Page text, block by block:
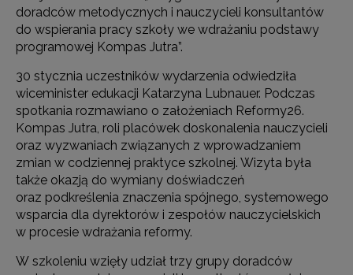
doradców metodycznych i nauczycieli konsultantów
do wspierania pracy szkoły we wdrażaniu podstawy
programowej Kompas Jutra”.
30 stycznia uczestników wydarzenia odwiedziła
wiceminister edukacji Katarzyna Lubnauer. Podczas
spotkania rozmawiano o założeniach Reformy26.
Kompas Jutra, roli placówek doskonalenia nauczycieli
oraz wyzwaniach związanych z wprowadzaniem
zmian w codziennej praktyce szkolnej. Wizyta była
także okazją do wymiany doświadczeń
oraz podkreślenia znaczenia spójnego, systemowego
wsparcia dla dyrektorów i zespołów nauczycielskich
w procesie wdrażania reformy.
W szkoleniu wzięły udział trzy grupy doradców